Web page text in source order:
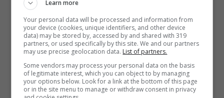
Learn more
Your personal data will be processed and information from
your device (cookies, unique identifiers, and other device
data) may be stored by, accessed by and shared with 319
partners, or used specifically by this site. We and our partners
may use precise geolocation data. List of partners.
Some vendors may process your personal data on the basis
of legitimate interest, which you can object to by managing
your options below. Look for a link at the bottom of this page
or in the site menu to manage or withdraw consent in privacy